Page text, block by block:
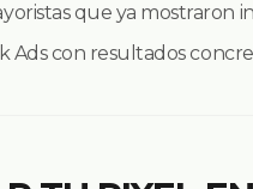
que ya mostraron
Ads con resultados